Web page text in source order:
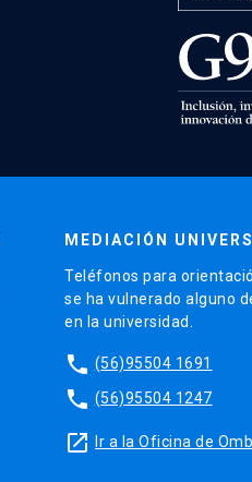
MEDIACIÓN
Teléfonos para
se ha vulnerado alguno
en la universidad.
phone (56)95504 1691
phone (56)95504 1247
launch Ir a la Oficina de